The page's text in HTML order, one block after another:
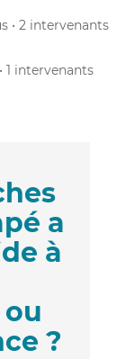
• 2 intervenants
1 intervenants
a
à
?